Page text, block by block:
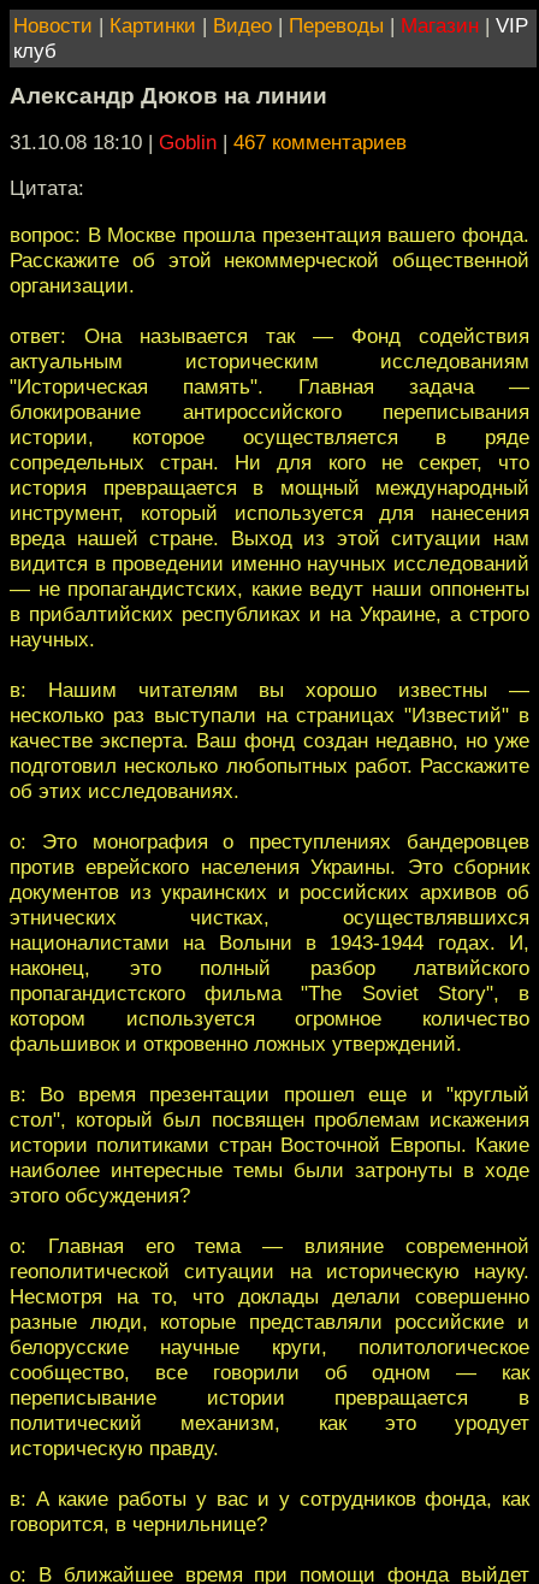
Новости | Картинки | Видео | Переводы | Магазин | VIP
клуб
Александр Дюков на линии
31.10.08 18:10 | Goblin | 467 комментариев
Цитата:
вопрос: В Москве прошла презентация вашего фонда.
Расскажите об этой некоммерческой общественной
организации.
ответ: Она называется так — Фонд содействия
актуальным историческим исследованиям
"Историческая память". Главная задача —
блокирование антироссийского переписывания
истории, которое осуществляется в ряде
сопредельных стран. Ни для кого не секрет, что
история превращается в мощный международный
инструмент, который используется для нанесения
вреда нашей стране. Выход из этой ситуации нам
видится в проведении именно научных исследований
— не пропагандистских, какие ведут наши оппоненты
в прибалтийских республиках и на Украине, а строго
научных.
в: Нашим читателям вы хорошо известны —
несколько раз выступали на страницах "Известий" в
качестве эксперта. Ваш фонд создан недавно, но уже
подготовил несколько любопытных работ. Расскажите
об этих исследованиях.
о: Это монография о преступлениях бандеровцев
против еврейского населения Украины. Это сборник
документов из украинских и российских архивов об
этнических чистках, осуществлявшихся
националистами на Волыни в 1943-1944 годах. И,
наконец, это полный разбор латвийского
пропагандистского фильма "The Soviet Story", в
котором используется огромное количество
фальшивок и откровенно ложных утверждений.
в: Во время презентации прошел еще и "круглый
стол", который был посвящен проблемам искажения
истории политиками стран Восточной Европы. Какие
наиболее интересные темы были затронуты в ходе
этого обсуждения?
о: Главная его тема — влияние современной
геополитической ситуации на историческую науку.
Несмотря на то, что доклады делали совершенно
разные люди, которые представляли российские и
белорусские научные круги, политологическое
сообщество, все говорили об одном — как
переписывание истории превращается в
политический механизм, как это уродует
историческую правду.
в: А какие работы у вас и у сотрудников фонда, как
говорится, в чернильнице?
о: В ближайшее время при помощи фонда выйдет